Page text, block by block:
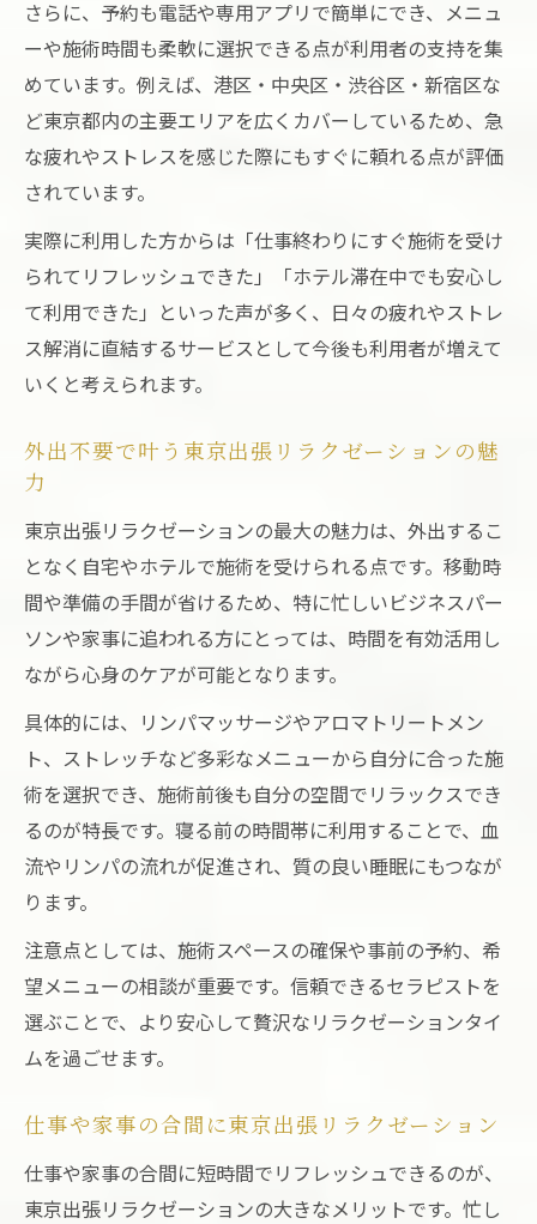
さらに、予約も電話や専用アプリで簡単にでき、メニュ
ーや施術時間も柔軟に選択できる点が利用者の支持を集
めています。例えば、港区・中央区・渋谷区・新宿区な
ど東京都内の主要エリアを広くカバーしているため、急
な疲れやストレスを感じた際にもすぐに頼れる点が評価
されています。
実際に利用した方からは「仕事終わりにすぐ施術を受け
られてリフレッシュできた」「ホテル滞在中でも安心し
て利用できた」といった声が多く、日々の疲れやストレ
ス解消に直結するサービスとして今後も利用者が増えて
いくと考えられます。
外出不要で叶う東京出張リラクゼーションの魅
力
東京出張リラクゼーションの最大の魅力は、外出するこ
となく自宅やホテルで施術を受けられる点です。移動時
間や準備の手間が省けるため、特に忙しいビジネスパー
ソンや家事に追われる方にとっては、時間を有効活用し
ながら心身のケアが可能となります。
具体的には、リンパマッサージやアロマトリートメン
ト、ストレッチなど多彩なメニューから自分に合った施
術を選択でき、施術前後も自分の空間でリラックスでき
るのが特長です。寝る前の時間帯に利用することで、血
流やリンパの流れが促進され、質の良い睡眠にもつなが
ります。
注意点としては、施術スペースの確保や事前の予約、希
望メニューの相談が重要です。信頼できるセラピストを
選ぶことで、より安心して贅沢なリラクゼーションタイ
ムを過ごせます。
仕事や家事の合間に東京出張リラクゼーション
仕事や家事の合間に短時間でリフレッシュできるのが、
東京出張リラクゼーションの大きなメリットです。忙し